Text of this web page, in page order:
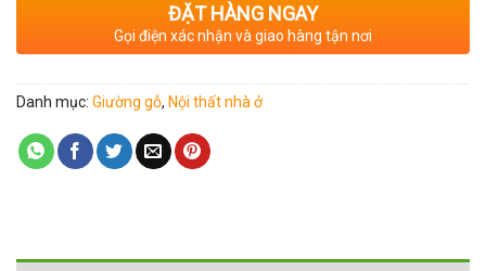
ĐẶT HÀNG NGAY
Gọi điện xác nhận và giao hàng tận nơi
Danh mục: Giường gỗ, Nội thất nhà ở